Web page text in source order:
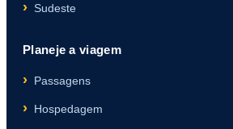
Sudeste
Planeje a viagem
Passagens
Hospedagem